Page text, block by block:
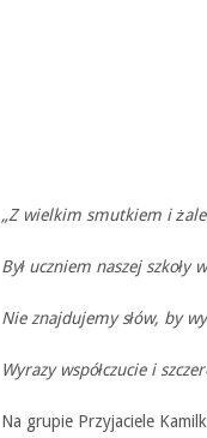
„Z wielkim smutkiem i
Był uczniem naszej
Nie znajdujemy słów, by
Wyrazy współczucie i
Na grupie Przyjaciele